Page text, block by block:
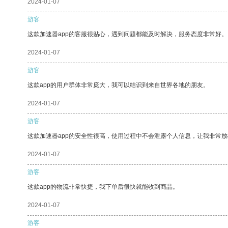
2024-01-07
游客
这款加速器app的客服很贴心，遇到问题都能及时解决，服务态度非常好。
2024-01-07
游客
这款app的用户群体非常庞大，我可以结识到来自世界各地的朋友。
2024-01-07
游客
这款加速器app的安全性很高，使用过程中不会泄露个人信息，让我非常
2024-01-07
游客
这款app的物流非常快捷，我下单后很快就能收到商品。
2024-01-07
游客